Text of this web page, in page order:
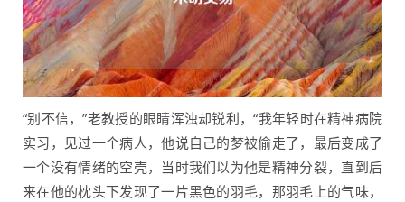
“别不信，”老教授的眼睛浑浊却锐利，“我年轻时在精神病院
实习，见过一个病人，他说自己的梦被偷走了，最后变成了
一个没有情绪的空壳，当时我们以为他是精神分裂，直到后
来在他的枕头下发现了一片黑色的羽毛，那羽毛上的气味，